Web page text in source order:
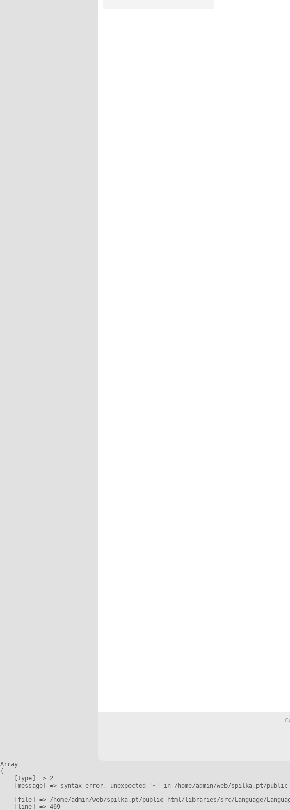
Array
(
    [type] => 2
[message] => syntax error, unexpected '~' in /home/admin/web/spilka.pt/
[file] => /home/admin/web/spilka.pt/public_html/libraries/src/Language/
    [line] => 469